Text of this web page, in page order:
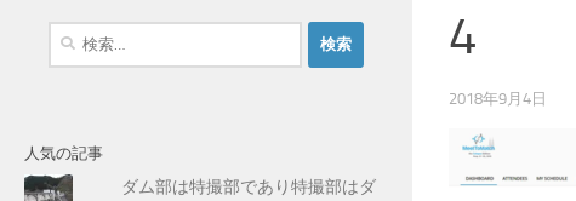
4
2018年9月4日
人気の記事
ダム部は特撮部であり特撮部はダ